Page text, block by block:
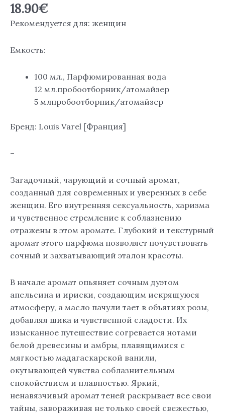
18.90€
Рекомендуется для: женщин
Емкость:
100 мл., Парфюмированная вода
12 мл.пробоотборник/атомайзер
5 млпробоотборник/атомайзер
Бренд: Louis Varel [Франция]
–
Загадочный, чарующий и сочный аромат,
созданный для современных и уверенных в себе
женщин. Его внутренняя сексуальность, харизма
и чувственное стремление к соблазнению
отражены в этом аромате. Глубокий и текстурный
аромат этого парфюма позволяет почувствовать
сочный и захватывающий эталон красоты.
В начале аромат опьяняет сочным дуэтом
апельсина и ириски, создающим искрящуюся
атмосферу, а масло пачули тает в объятиях розы,
добавляя шика и чувственной сладости. Их
изысканное путешествие согревается нотами
белой древесины и амбры, плавящимися с
мягкостью мадагаскарской ванили,
окутывающей чувства соблазнительным
спокойствием и плавностью. Яркий,
ненавязчивый аромат теней раскрывает все свои
тайны, завораживая не только своей свежестью,